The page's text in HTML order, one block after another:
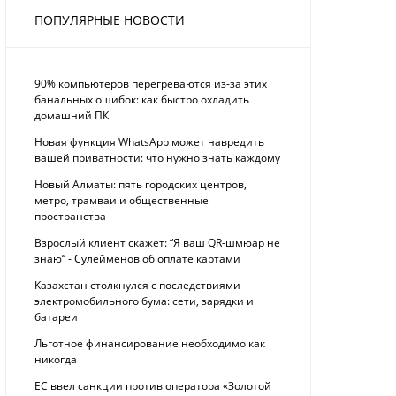
ПОПУЛЯРНЫЕ НОВОСТИ
90% компьютеров перегреваются из-за этих
банальных ошибок: как быстро охладить
домашний ПК
Новая функция WhatsApp может навредить
вашей приватности: что нужно знать каждому
Новый Алматы: пять городских центров,
метро, трамваи и общественные
пространства
Взрослый клиент скажет: “Я ваш QR-шмюар не
знаю“ - Сулейменов об оплате картами
Казахстан столкнулся с последствиями
электромобильного бума: сети, зарядки и
батареи
Льготное финансирование необходимо как
никогда
ЕС ввел санкции против оператора «Золотой